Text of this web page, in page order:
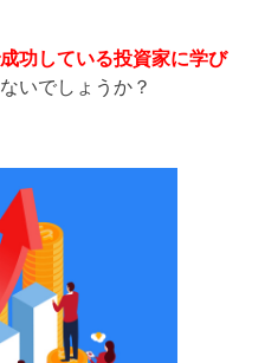
功している投資家に学び
いでしょうか？